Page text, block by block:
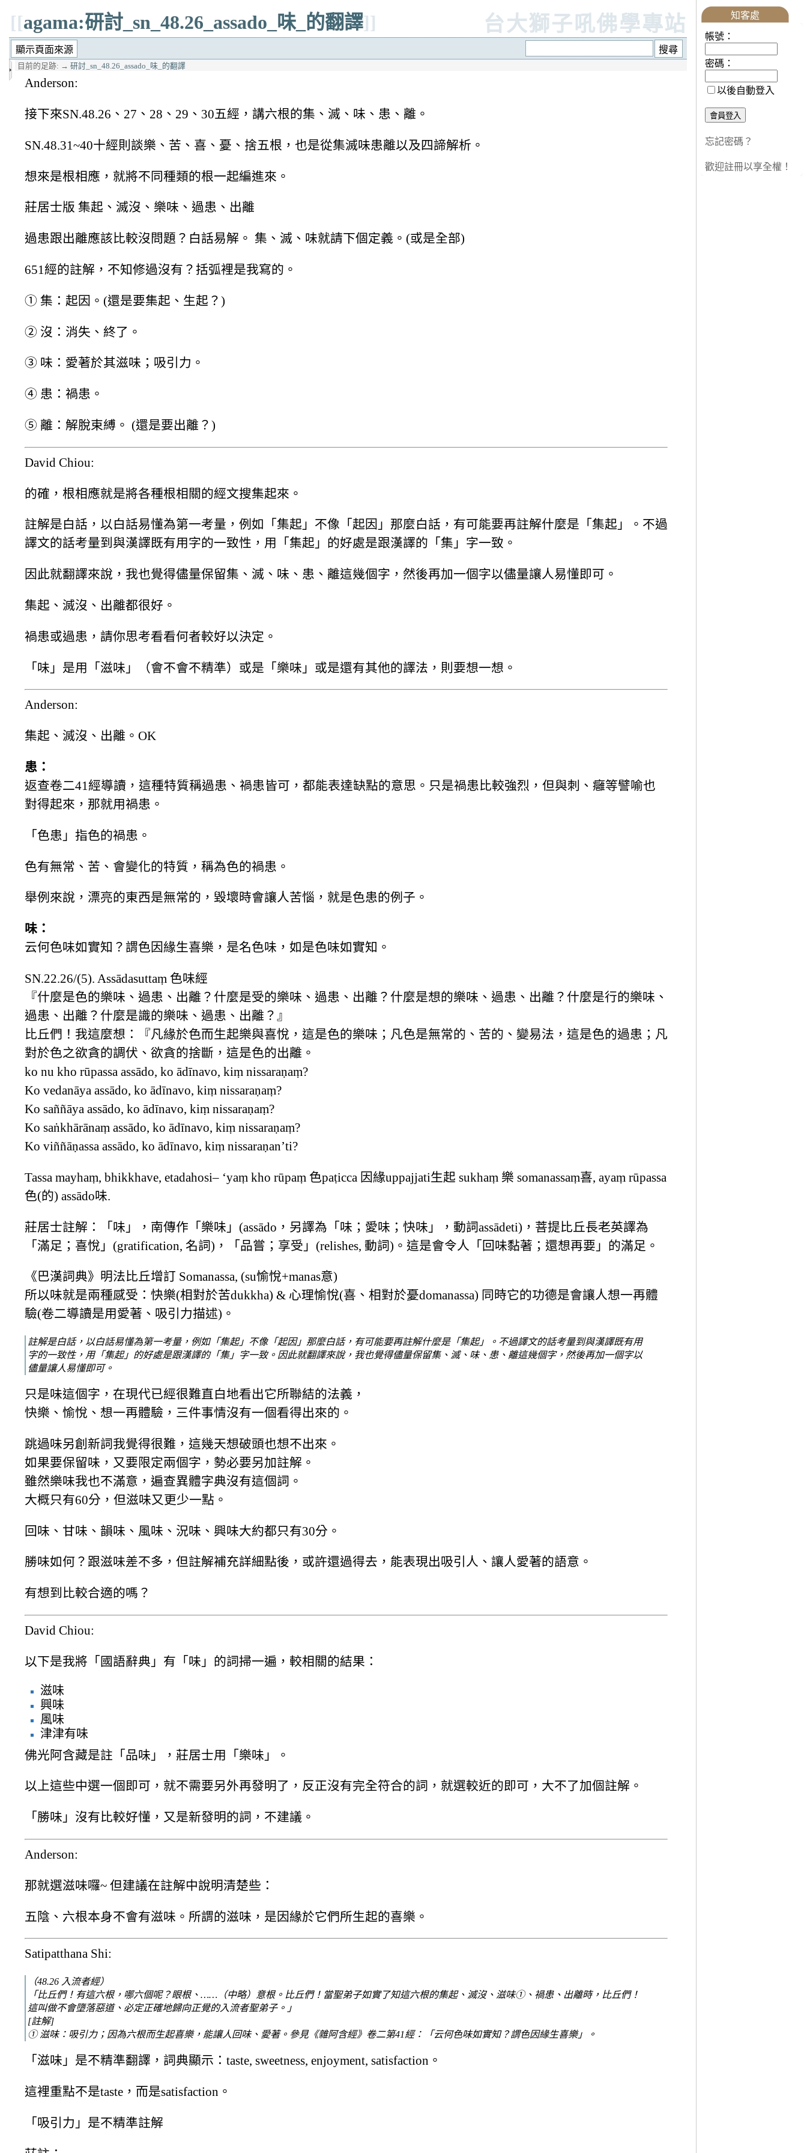
[[agama:研討_sn_48.26_assado_味_的翻譯]] 台大獅子吼佛學專站
目前的足跡: → 研討_sn_48.26_assado_味_的翻譯
Anderson:
接下來SN.48.26、27、28、29、30五經，講六根的集、滅、味、患、離。
SN.48.31~40十經則談樂、苦、喜、憂、捨五根，也是從集滅味患離以及四諦解析。
想來是根相應，就將不同種類的根一起編進來。
莊居士版 集起、滅沒、樂味、過患、出離
過患跟出離應該比較沒問題？白話易解。 集、滅、味就請下個定義。(或是全部)
651經的註解，不知修過沒有？括弧裡是我寫的。
① 集：起因。(還是要集起、生起？)
② 沒：消失、終了。
③ 味：愛著於其滋味；吸引力。
④ 患：禍患。
⑤ 離：解脫束縛。 (還是要出離？)
David Chiou:
的確，根相應就是將各種根相關的經文搜集起來。
註解是白話，以白話易懂為第一考量，例如「集起」不像「起因」那麼白話，有可能要再註解什麼是「集起」。不過
譯文的話考量到與漢譯既有用字的一致性，用「集起」的好處是跟漢譯的「集」字一致。
因此就翻譯來說，我也覺得儘量保留集、滅、味、患、離這幾個字，然後再加一個字以儘量讓人易懂即可。
集起、滅沒、出離都很好。
禍患或過患，請你思考看看何者較好以決定。
「味」是用「滋味」（會不會不精準）或是「樂味」或是還有其他的譯法，則要想一想。
Anderson:
集起、滅沒、出離。OK
患：
返查卷二41經導讀，這種特質稱過患、禍患皆可，都能表達缺點的意思。只是禍患比較強烈，但與刺、癰等譬喻也
對得起來，那就用禍患。
「色患」指色的禍患。
色有無常、苦、會變化的特質，稱為色的禍患。
舉例來說，漂亮的東西是無常的，毀壞時會讓人苦惱，就是色患的例子。
味：
云何色味如實知？謂色因緣生喜樂，是名色味，如是色味如實知。
SN.22.26/(5). Assādasuttaṃ 色味經
『什麼是色的樂味、過患、出離？什麼是受的樂味、過患、出離？什麼是想的樂味、過患、出離？什麼是行的樂味、
過患、出離？什麼是識的樂味、過患、出離？』
比丘們！我這麼想：『凡緣於色而生起樂與喜悅，這是色的樂味；凡色是無常的、苦的、變易法，這是色的過患；凡
對於色之欲貪的調伏、欲貪的捨斷，這是色的出離。
ko nu kho rūpassa assādo, ko ādīnavo, kiṃ nissaraṇaṃ?
Ko vedanāya assādo, ko ādīnavo, kiṃ nissaraṇaṃ?
Ko saññāya assādo, ko ādīnavo, kiṃ nissaraṇaṃ?
Ko saṅkhārānaṃ assādo, ko ādīnavo, kiṃ nissaraṇaṃ?
Ko viññāṇassa assādo, ko ādīnavo, kiṃ nissaraṇan’ti?
Tassa mayhaṃ, bhikkhave, etadahosi– ‘yaṃ kho rūpaṃ 色paṭicca 因緣uppajjati生起 sukhaṃ 樂 somanassaṃ喜, ayaṃ rūpassa
色(的) assādo味.
莊居士註解：「味」，南傳作「樂味」(assādo，另譯為「味；愛味；快味」，動詞assādeti)，菩提比丘長老英譯為
「滿足；喜悅」(gratification, 名詞)，「品嘗；享受」(relishes, 動詞)。這是會令人「回味黏著；還想再要」的滿足。
《巴漢詞典》明法比丘增訂 Somanassa, (su愉悅+manas意)
所以味就是兩種感受：快樂(相對於苦dukkha) & 心理愉悅(喜、相對於憂domanassa) 同時它的功德是會讓人想一再體
驗(卷二導讀是用愛著、吸引力描述)。
註解是白話，以白話易懂為第一考量，例如「集起」不像「起因」那麼白話，有可能要再註解什麼是「集起」。不過譯文的話考量到與漢譯既有用
字的一致性，用「集起」的好處是跟漢譯的「集」字一致。因此就翻譯來說，我也覺得儘量保留集、滅、味、患、離這幾個字，然後再加一個字以
儘量讓人易懂即可。
只是味這個字，在現代已經很難直白地看出它所聯結的法義，
快樂、愉悅、想一再體驗，三件事情沒有一個看得出來的。
跳過味另創新詞我覺得很難，這幾天想破頭也想不出來。
如果要保留味，又要限定兩個字，勢必要另加註解。
雖然樂味我也不滿意，遍查異體字典沒有這個詞。
大概只有60分，但滋味又更少一點。
回味、甘味、韻味、風味、況味、興味大約都只有30分。
勝味如何？跟滋味差不多，但註解補充詳細點後，或許還過得去，能表現出吸引人、讓人愛著的語意。
有想到比較合適的嗎？
David Chiou:
以下是我將「國語辭典」有「味」的詞掃一遍，較相關的結果：
滋味
興味
風味
津津有味
佛光阿含藏是註「品味」，莊居士用「樂味」。
以上這些中選一個即可，就不需要另外再發明了，反正沒有完全符合的詞，就選較近的即可，大不了加個註解。
「勝味」沒有比較好懂，又是新發明的詞，不建議。
Anderson:
那就選滋味囉~ 但建議在註解中說明清楚些：
五陰、六根本身不會有滋味。所謂的滋味，是因緣於它們所生起的喜樂。
Satipatthana Shi:
（48.26 入流者經）
「比丘們！有這六根，哪六個呢？眼根、……（中略）意根。比丘們！當聖弟子如實了知這六根的集起、滅沒、滋味①、禍患、出離時，比丘們！
這叫做不會墮落惡道、必定正確地歸向正覺的入流者聖弟子。」
[註解]
① 滋味：吸引力；因為六根而生起喜樂，能讓人回味、愛著。參見《雜阿含經》卷二第41經：「云何色味如實知？謂色因緣生喜樂」。
「滋味」是不精準翻譯，詞典顯示：taste, sweetness, enjoyment, satisfaction。
這裡重點不是taste，而是satisfaction。
「吸引力」是不精準註解
知客處
帳號：
密碼：
以後自動登入
忘記密碼？
歡迎註冊以享全權！